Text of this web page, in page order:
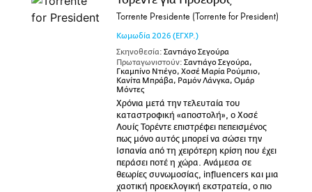
Torrente Presidente (Torrente for President)
Κωμωδία 2026 (ΕΓΧΡ.)
Σκηνοθεσία: Σαντιάγο Σεγούρα
Πρωταγωνιστούν: Σαντιάγο Σεγούρα,
Γκαμπίνο Ντιέγο, Χοσέ Μαρία Ρούμπιο,
Κανίτα Μπράβα, Ραμόν Λάνγκα, Ομάρ
Μόντες
Χρόνια μετά την τελευταία του
καταστροφική «αποστολή», ο Χοσέ
Λουίς Τορέντε επιστρέφει πεπεισμένος
πως μόνο αυτός μπορεί να σώσει την
Ισπανία από τη χειρότερη κρίση που έχει
περάσει ποτέ η χώρα. Ανάμεσα σε
θεωρίες συνωμοσίας, influencers και μια
χαοτική προεκλογική εκστρατεία, ο πιο